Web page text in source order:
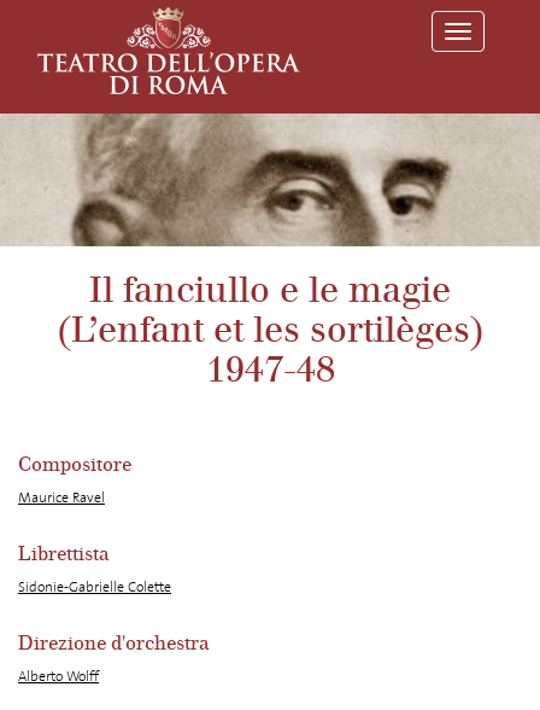
T
o
l
n
Il fanciullo e le magie
(L’enfant et les sortilèges)
1947-48
Compositore
Maurice Ravel
Librettista
Sidonie-Gabrielle Colette
Direzione d'orchestra
Alberto Wolff